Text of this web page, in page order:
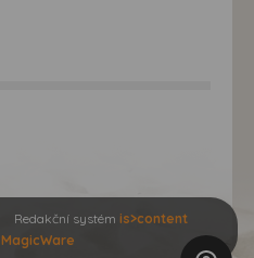
Redakční systém is>content
MagicWare